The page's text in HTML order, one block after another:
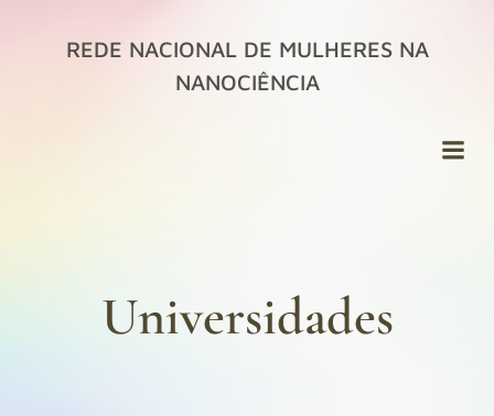
para
conteúdo
REDE NACIONAL DE MULHERES NA
NANOCIÊNCIA
Universidades